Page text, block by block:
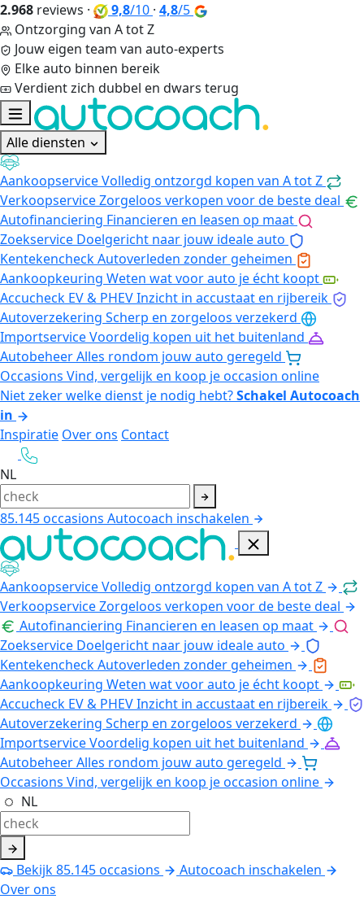
2.968 reviews · 9,8/10 · 4,8/5
Ontzorging van A tot Z
Jouw eigen team van auto-experts
Elke auto binnen bereik
Verdient zich dubbel en dwars terug
Alle diensten
AankoopserviceVolledig ontzorgd kopen van A tot Z
VerkoopserviceZorgeloos verkopen voor de beste deal
Autofinanciering Financieren en leasen op maat
Zoekservice Doelgericht naar jouw ideale auto
KentekencheckAutoverleden zonder geheimen
Aankoopkeuring Weten wat voor auto je écht koopt
Accucheck EV & PHEVInzicht in accustaat en rijbereik
Autoverzekering Scherp en zorgeloos verzekerd
ImportserviceVoordelig kopen uit het buitenland
AutobeheerAlles rondom jouw auto geregeld
Occasions Vind, vergelijk en koop je occasion online
Niet zeker welke dienst je nodig hebt?Schakel Autocoach
in
Inspiratie Over ons Contact
NL
85.145occasions Autocoach inschakelen
AankoopserviceVolledig ontzorgd kopen van A tot Z
VerkoopserviceZorgeloos verkopen voor de beste deal
Autofinanciering Financieren en leasen op maat
Zoekservice Doelgericht naar jouw ideale auto
KentekencheckAutoverleden zonder geheimen
Aankoopkeuring Weten wat voor auto je écht koopt
Accucheck EV & PHEVInzicht in accustaat en rijbereik
Autoverzekering Scherp en zorgeloos verzekerd
ImportserviceVoordelig kopen uit het buitenland
AutobeheerAlles rondom jouw auto geregeld
Occasions Vind, vergelijk en koop je occasion online
NL
Bekijk85.145occasions
Autocoach inschakelen
Over ons